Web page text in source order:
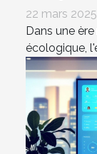
22 mars
Dans une
écologique,